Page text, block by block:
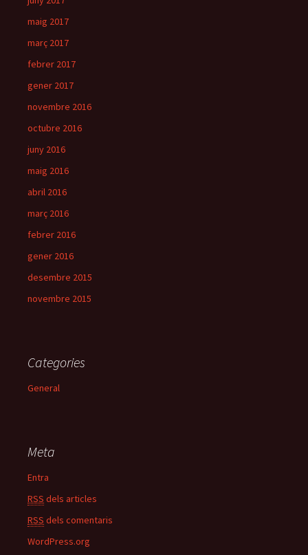
maig 2017
març 2017
febrer 2017
gener 2017
novembre 2016
octubre 2016
juny 2016
maig 2016
abril 2016
març 2016
febrer 2016
gener 2016
desembre 2015
novembre 2015
Categories
General
Meta
Entra
RSS dels articles
RSS dels comentaris
WordPress.org